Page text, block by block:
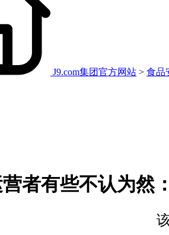
J9.com集团官方网站 > 食品
者有些不认为然